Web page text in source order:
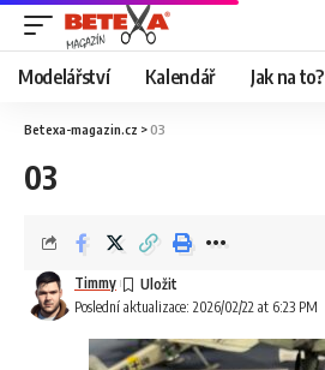
Modelářství Kalendář Jak na to?
Betexa-magazin.cz >03
03
Poslední aktualizace: 2026/02/22 at 6:23 PM
Timmy